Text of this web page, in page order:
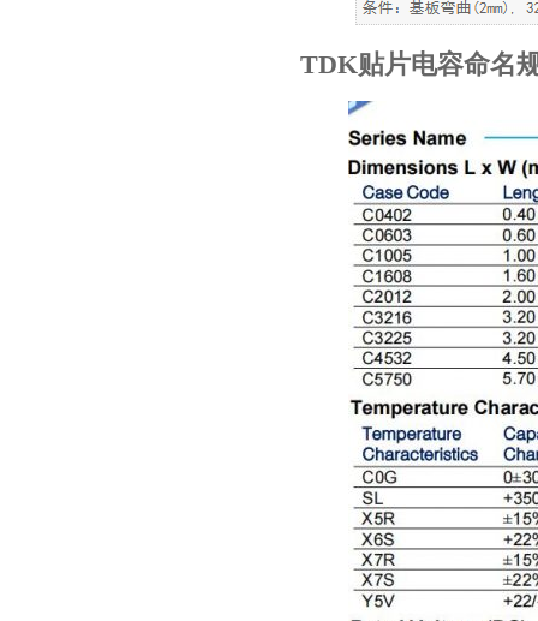
TDK贴片电容命名